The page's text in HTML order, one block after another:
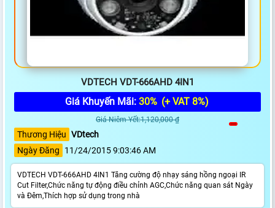
VDTECH VDT-666AHD 4IN1
Giá Khuyến Mãi: 30% (+ VAT 8%)
Giá Niêm Yết:1,120,000 ₫
Thương Hiệu VDtech
Ngày Đăng
11/24/2015 9:03:46 AM
VDTECH VDT-666AHD 4IN1 Tăng cường độ nhạy sáng hồng ngoại IR
Cut Filter,Chức năng tự động điều chỉnh AGC,Chức năng quan sát Ngày
và Đêm,Thích hợp sử dụng trong nhà